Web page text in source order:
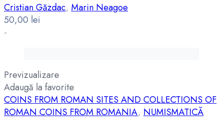
Cristian Găzdac, Marin Neagoe
50,00 lei
-
Previzualizare
Adaugă la favorite
COINS FROM ROMAN SITES AND COLLECTIONS OF
ROMAN COINS FROM ROMANIA, NUMISMATICĂ